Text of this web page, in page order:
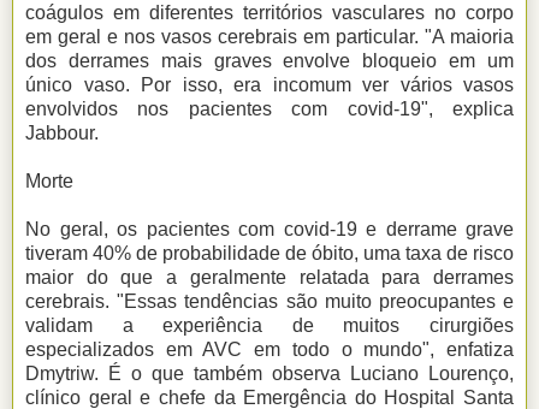
coágulos em diferentes territórios vasculares no corpo
em geral e nos vasos cerebrais em particular. "A maioria
dos derrames mais graves envolve bloqueio em um
único vaso. Por isso, era incomum ver vários vasos
envolvidos nos pacientes com covid-19", explica
Jabbour.
Morte
No geral, os pacientes com covid-19 e derrame grave
tiveram 40% de probabilidade de óbito, uma taxa de risco
maior do que a geralmente relatada para derrames
cerebrais. "Essas tendências são muito preocupantes e
validam a experiência de muitos cirurgiões
especializados em AVC em todo o mundo", enfatiza
Dmytriw. É o que também observa Luciano Lourenço,
clínico geral e chefe da Emergência do Hospital Santa